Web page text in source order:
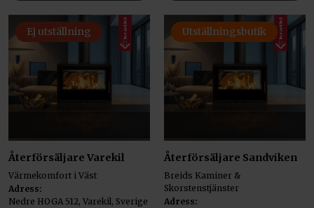
Ej utställning
Återförsäljare Varekil
Värmekomfort i Väst
Adress:
Nedre HOGA 512, Varekil, Sverige
Utställningsbutik
Återförsäljare Sandviken
Breids Kaminer &
Skorstenstjänster
Adress: